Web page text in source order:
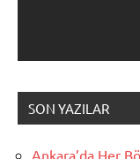
SON YAZILAR
Ankara’da Her